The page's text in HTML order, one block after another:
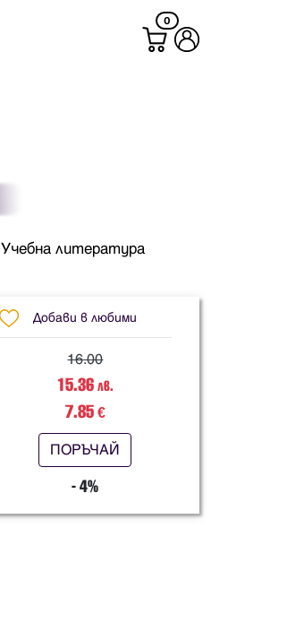
0
Учебна литература
Добави в любими
16.00
15.36лв.
7.85€
ПОРЪЧАЙ
- 4%